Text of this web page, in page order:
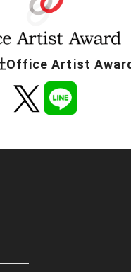
Office Artist